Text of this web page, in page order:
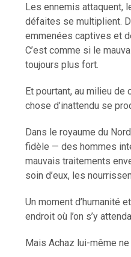
Les ennemis attaquent,
défaites se multiplient.
emmenées captives et
C’est comme si le
toujours plus fort.
Et pourtant, au milieu
chose d’inattendu se
Dans le royaume du
fidèle — des hommes
mauvais traitements
soin d’eux, les
Un moment d’humanité
endroit où l’on s’y
Mais Achaz lui-même ne